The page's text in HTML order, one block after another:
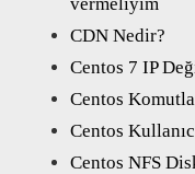
CDN Nedir?
Centos 7 IP
Centos
Centos
Centos NFS